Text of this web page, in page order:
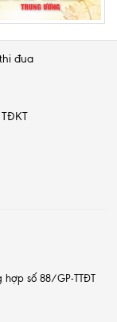
đua
hợp số 88/GP-TTĐT